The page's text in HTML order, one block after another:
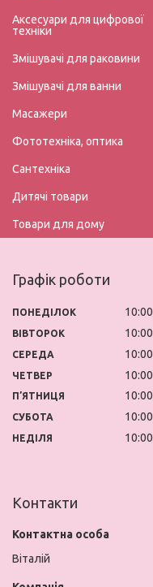
Аксесуари для цифрової
техніки
Змішувачі для раковини
Змішувачі для ванни
Масажери
Фототехніка, оптика
Сантехніка
Дитячі товари
Товари для дому
Графік роботи
ПОНЕДІЛОК 10:00
ВІВТОРОК 10:00
СЕРЕДА 10:00
ЧЕТВЕР 10:00
ПʼЯТНИЦЯ 10:00
СУБОТА 10:00
НЕДІЛЯ 10:00
Контакти
Віталій